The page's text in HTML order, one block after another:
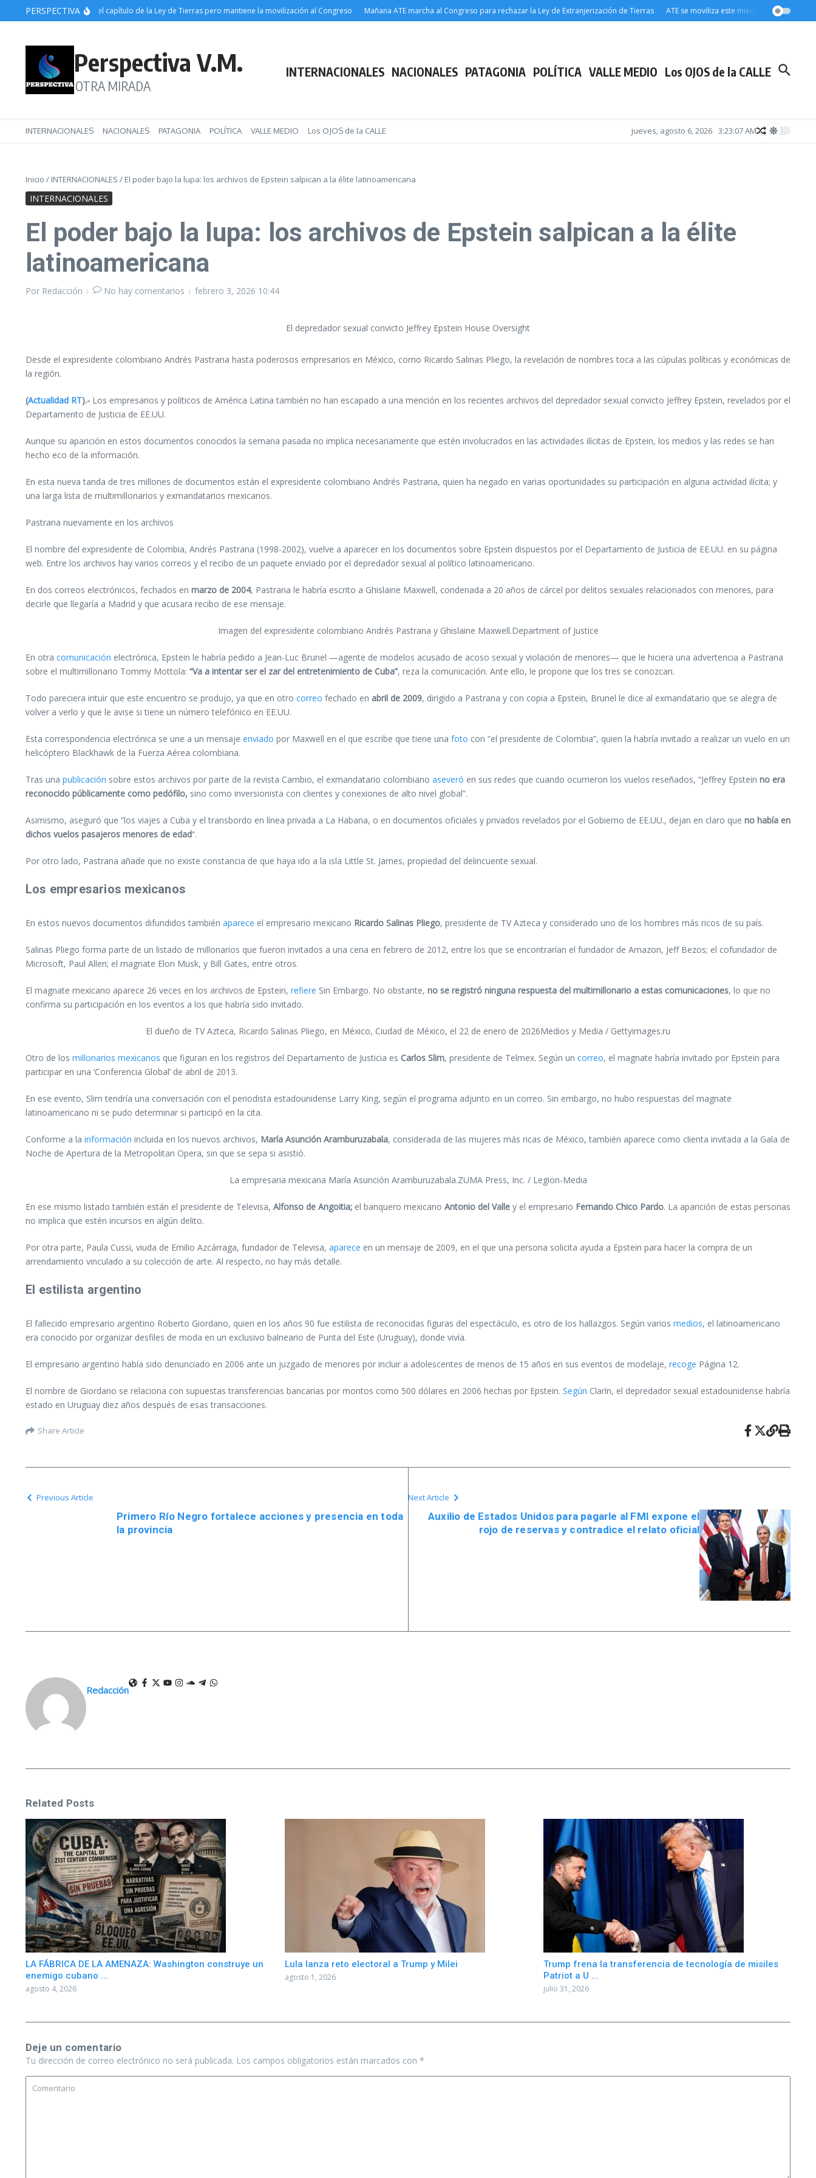
Saltar al contenido
PERSPECTIVA
ATE destaca la caída del capítulo de la Ley de Tierras pero mantiene la movilización al Congreso Mañana ATE marcha al Congreso para rechazar la Ley de Extranjerización de Tierras ATE se moviliza este miércoles 5 a la Legislatura
Perspectiva V.M.
OTRA MIRADA
INTERNACIONALES NACIONALES PATAGONIA POLÍTICA VALLE MEDIO Los OJOS de la CALLE
INTERNACIONALES NACIONALES PATAGONIA POLÍTICA VALLE MEDIO Los OJOS de la CALLE jueves, agosto 6, 2026 3:23:08 AM
Inicio / INTERNACIONALES / El poder bajo la lupa: los archivos de Epstein salpican a la élite latinoamericana
INTERNACIONALES
El poder bajo la lupa: los archivos de Epstein salpican a la élite
latinoamericana
Por Redacción No hay comentarios febrero 3, 2026 10:44
El depredador sexual convicto Jeffrey Epstein House Oversight
Desde el expresidente colombiano Andrés Pastrana hasta poderosos empresarios en México, como Ricardo Salinas Pliego, la revelación de nombres toca a las cúpulas políticas y económicas de
la región.
(Actualidad RT).- Los empresarios y políticos de América Latina también no han escapado a una mención en los recientes archivos del depredador sexual convicto Jeffrey Epstein, revelados por el
Departamento de Justicia de EE.UU.
Aunque su aparición en estos documentos conocidos la semana pasada no implica necesariamente que estén involucrados en las actividades ilícitas de Epstein, los medios y las redes se han
hecho eco de la información.
En esta nueva tanda de tres millones de documentos están el expresidente colombiano Andrés Pastrana, quien ha negado en varias oportunidades su participación en alguna actividad ilícita; y
una larga lista de multimillonarios y exmandatarios mexicanos.
Pastrana nuevamente en los archivos
El nombre del expresidente de Colombia, Andrés Pastrana (1998-2002), vuelve a aparecer en los documentos sobre Epstein dispuestos por el Departamento de Justicia de EE.UU. en su página
web. Entre los archivos hay varios correos y el recibo de un paquete enviado por el depredador sexual al político latinoamericano.
En dos correos electrónicos, fechados en marzo de 2004, Pastrana le habría escrito a Ghislaine Maxwell, condenada a 20 años de cárcel por delitos sexuales relacionados con menores, para
decirle que llegaría a Madrid y que acusara recibo de ese mensaje.
Imagen del expresidente colombiano Andrés Pastrana y Ghislaine Maxwell.Department of Justice
En otra comunicación electrónica, Epstein le habría pedido a Jean-Luc Brunel —agente de modelos acusado de acoso sexual y violación de menores— que le hiciera una advertencia a Pastrana
sobre el multimillonario Tommy Mottola: “Va a intentar ser el zar del entretenimiento de Cuba”, reza la comunicación. Ante ello, le propone que los tres se conozcan.
Todo pareciera intuir que este encuentro se produjo, ya que en otro correo fechado en abril de 2009, dirigido a Pastrana y con copia a Epstein, Brunel le dice al exmandatario que se alegra de
volver a verlo y que le avise si tiene un número telefónico en EE.UU.
Esta correspondencia electrónica se une a un mensaje enviado por Maxwell en el que escribe que tiene una foto con “el presidente de Colombia”, quien la habría invitado a realizar un vuelo en un
helicóptero Blackhawk de la Fuerza Aérea colombiana.
Tras una publicación sobre estos archivos por parte de la revista Cambio, el exmandatario colombiano aseveró en sus redes que cuando ocurrieron los vuelos reseñados, “Jeffrey Epstein no era
reconocido públicamente como pedófilo, sino como inversionista con clientes y conexiones de alto nivel global”.
Asimismo, aseguró que “los viajes a Cuba y el transbordo en línea privada a La Habana, o en documentos oficiales y privados revelados por el Gobierno de EE.UU., dejan en claro que no había en
dichos vuelos pasajeros menores de edad“.
Por otro lado, Pastrana añade que no existe constancia de que haya ido a la isla Little St. James, propiedad del delincuente sexual.
Los empresarios mexicanos
En estos nuevos documentos difundidos también aparece el empresario mexicano Ricardo Salinas Pliego, presidente de TV Azteca y considerado uno de los hombres más ricos de su país.
Salinas Pliego forma parte de un listado de millonarios que fueron invitados a una cena en febrero de 2012, entre los que se encontrarían el fundador de Amazon, Jeff Bezos; el cofundador de
Microsoft, Paul Allen; el magnate Elon Musk, y Bill Gates, entre otros.
El magnate mexicano aparece 26 veces en los archivos de Epstein, refiere Sin Embargo. No obstante, no se registró ninguna respuesta del multimillonario a estas comunicaciones, lo que no
confirma su participación en los eventos a los que habría sido invitado.
El dueño de TV Azteca, Ricardo Salinas Pliego, en México, Ciudad de México, el 22 de enero de 2026Medios y Media / Gettyimages.ru
Otro de los millonarios mexicanos que figuran en los registros del Departamento de Justicia es Carlos Slim, presidente de Telmex. Según un correo, el magnate habría invitado por Epstein para
participar en una ‘Conferencia Global’ de abril de 2013.
En ese evento, Slim tendría una conversación con el periodista estadounidense Larry King, según el programa adjunto en un correo. Sin embargo, no hubo respuestas del magnate
latinoamericano ni se pudo determinar si participó en la cita.
Conforme a la información incluida en los nuevos archivos, María Asunción Aramburuzabala, considerada de las mujeres más ricas de México, también aparece como clienta invitada a la Gala de
Noche de Apertura de la Metropolitan Opera, sin que se sepa si asistió.
La empresaria mexicana María Asunción Aramburuzabala.ZUMA Press, Inc. / Legion-Media
En ese mismo listado también están el presidente de Televisa, Alfonso de Angoitia; el banquero mexicano Antonio del Valle y el empresario Fernando Chico Pardo. La aparición de estas personas
no implica que estén incursos en algún delito.
Por otra parte, Paula Cussi, viuda de Emilio Azcárraga, fundador de Televisa, aparece en un mensaje de 2009, en el que una persona solicita ayuda a Epstein para hacer la compra de un
arrendamiento vinculado a su colección de arte. Al respecto, no hay más detalle.
El estilista argentino
El fallecido empresario argentino Roberto Giordano, quien en los años 90 fue estilista de reconocidas figuras del espectáculo, es otro de los hallazgos. Según varios medios, el latinoamericano
era conocido por organizar desfiles de moda en un exclusivo balneario de Punta del Este (Uruguay), donde vivía.
El empresario argentino había sido denunciado en 2006 ante un juzgado de menores por incluir a adolescentes de menos de 15 años en sus eventos de modelaje, recoge Página 12.
El nombre de Giordano se relaciona con supuestas transferencias bancarias por montos como 500 dólares en 2006 hechas por Epstein. Según Clarín, el depredador sexual estadounidense habría
estado en Uruguay diez años después de esas transacciones.
Share Article
Previous Article
Primero Río Negro fortalece acciones y presencia en toda
la provincia
Next Article
Auxilio de Estados Unidos para pagarle al FMI expone el
rojo de reservas y contradice el relato oficial
Redacción
Related Posts
LA FÁBRICA DE LA AMENAZA: Washington construye un
enemigo cubano ...
agosto 4, 2026
Lula lanza reto electoral a Trump y Milei
agosto 1, 2026
Trump frena la transferencia de tecnología de misiles
Patriot a U ...
julio 31, 2026
Deje un comentario
Tu dirección de correo electrónico no será publicada. Los campos obligatorios están marcados con *